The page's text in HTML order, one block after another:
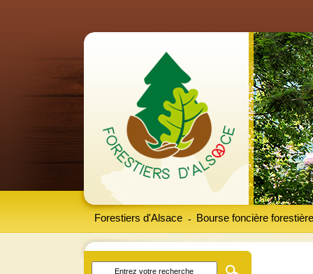
Forestiers d'Alsace Bourse foncière forestière
-